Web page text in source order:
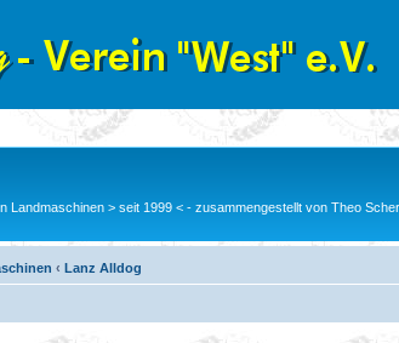
Landmaschinen > seit 1999 < - zusammengestellt von Theo
‹ Lanz Alldog